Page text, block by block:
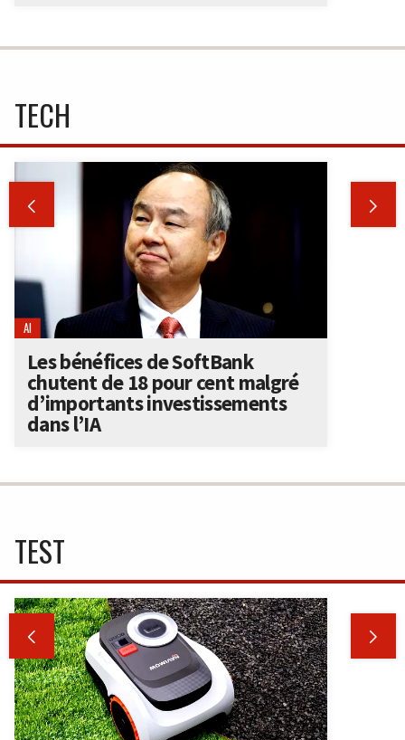
TECH
 
AI
Les bénéfices de SoftBank
chutent de 18 pour cent malgré
d’importants investissements
dans l’IA
TEST
 